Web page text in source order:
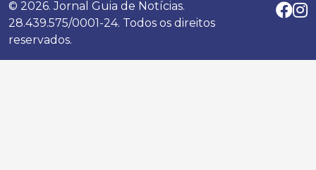
© 2026. Jornal Guia de Notícias.
28.439.575/0001-24. Todos os direitos
reservados.